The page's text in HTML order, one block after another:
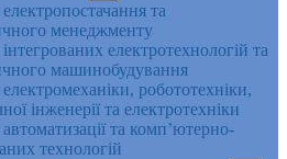
та
менеджменту
електротехнологій та
машинобудування
робототехніки,
інженерії та електротехніки
та комп’ютерно-
технологій